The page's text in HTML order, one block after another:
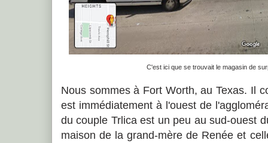
C'est ici que se trouvait le magasin de
Nous sommes à Fort Worth, au Texas. Il
est immédiatement à l'ouest de
du couple Trlica est un peu au sud-ouest
maison de la grand-mère de Renée et